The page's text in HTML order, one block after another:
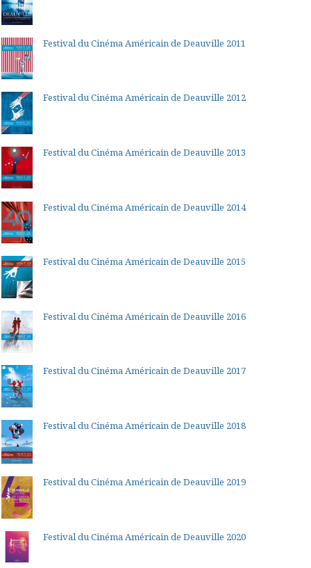
Festival du Cinéma Américain de Deauville 2011
Festival du Cinéma Américain de Deauville 2012
Festival du Cinéma Américain de Deauville 2013
Festival du Cinéma Américain de Deauville 2014
Festival du Cinéma Américain de Deauville 2015
Festival du Cinéma Américain de Deauville 2016
Festival du Cinéma Américain de Deauville 2017
Festival du Cinéma Américain de Deauville 2018
Festival du Cinéma Américain de Deauville 2019
Festival du Cinéma Américain de Deauville 2020